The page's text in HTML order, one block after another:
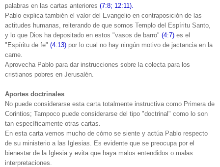
palabras en las cartas anteriores (7:8; 12:11).
Pablo explica también el valor del Evangelio en contraposición de las
actitudes humanas, reiterando de que somos Templo del Espíritu Santo,
y lo que Dios ha depositado en estos "vasos de barro" (4:7) es el
"Espíritu de fe" (4:13) por lo cual no hay ningún motivo de jactancia en la
carne.
Aprovecha Pablo para dar instrucciones sobre la colecta para los
cristianos pobres en Jerusalén.
Aportes doctrinales
No puede considerarse esta carta totalmente instructiva como Primera de
Corintios; Tampoco puede considerarse del tipo "doctrinal" como lo son
tan específicamente otras cartas.
En esta carta vemos mucho de cómo se siente y actúa Pablo respecto
de su ministerio a las Iglesias. Es evidente que se preocupa por el
bienestar de la Iglesia y evita que haya malos entendidos o malas
interpretaciones.